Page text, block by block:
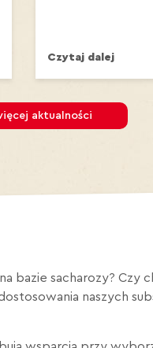
Czytaj dalej
aktualności
bazie sacharozy? Czy
naszych